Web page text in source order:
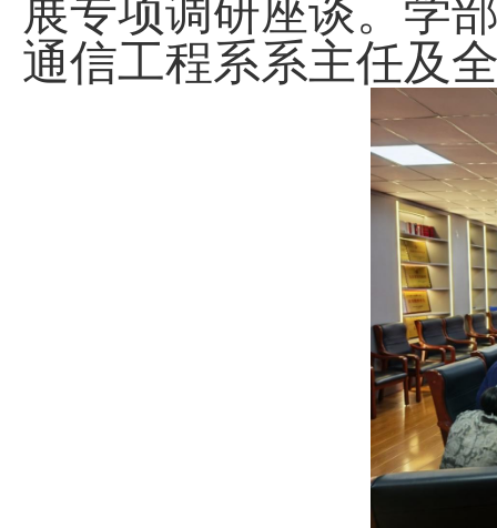
展专项调研座谈。学
通信工程系系主任及